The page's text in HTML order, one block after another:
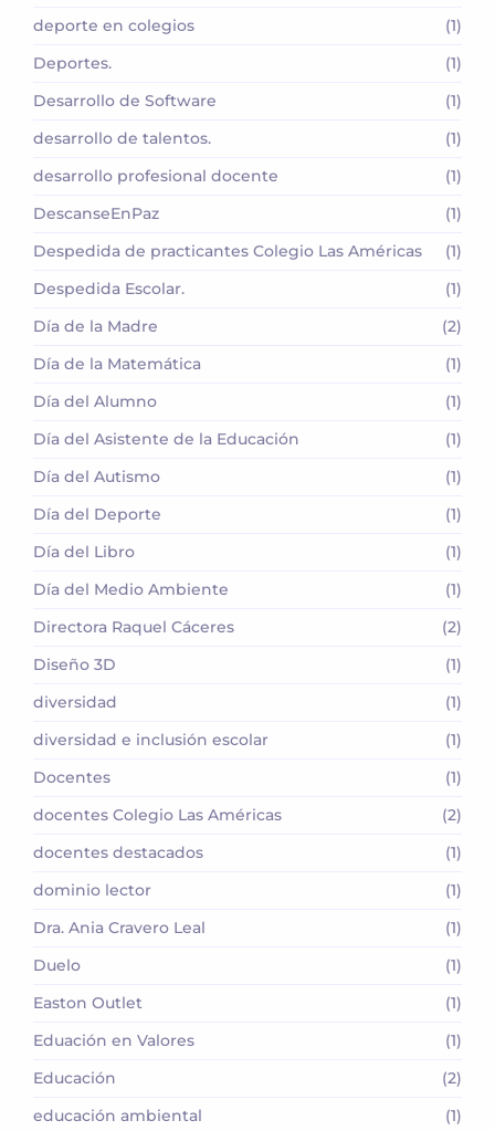
deporte en colegios
(1)
Deportes.
(1)
Desarrollo de Software
(1)
desarrollo de talentos.
(1)
desarrollo profesional docente
(1)
DescanseEnPaz
(1)
Despedida de practicantes Colegio Las Américas
(1)
Despedida Escolar.
(1)
Día de la Madre
(2)
Día de la Matemática
(1)
Día del Alumno
(1)
Día del Asistente de la Educación
(1)
Día del Autismo
(1)
Día del Deporte
(1)
Día del Libro
(1)
Día del Medio Ambiente
(1)
Directora Raquel Cáceres
(2)
Diseño 3D
(1)
diversidad
(1)
diversidad e inclusión escolar
(1)
Docentes
(1)
docentes Colegio Las Américas
(2)
docentes destacados
(1)
dominio lector
(1)
Dra. Ania Cravero Leal
(1)
Duelo
(1)
Easton Outlet
(1)
Eduación en Valores
(1)
Educación
(2)
educación ambiental
(1)